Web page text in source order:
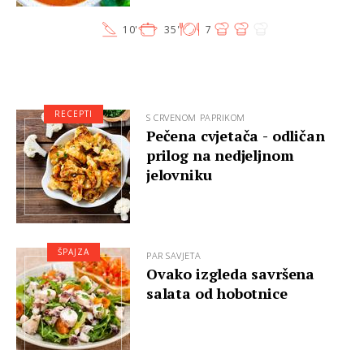
10' 35' 7
S CRVENOM PAPRIKOM
Pečena cvjetača - odličan
prilog na nedjeljnom
jelovniku
RECEPTI
PAR SAVJETA
Ovako izgleda savršena
salata od hobotnice
ŠPAJZA